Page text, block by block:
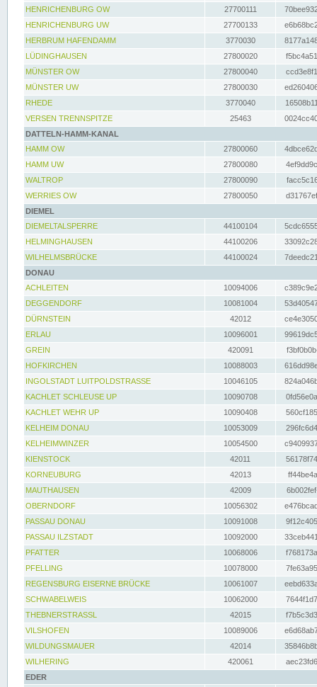
HENRICHENBURG OW
27700111
HENRICHENBURG UW
27700133
HERBRUM HAFENDAMM
3770030
LÜDINGHAUSEN
27800020
MÜNSTER OW
27800040
MÜNSTER UW
27800030
RHEDE
3770040
VERSEN TRENNSPITZE
25463
DATTELN-HAMM-KANAL
HAMM OW
27800060
HAMM UW
27800080
WALTROP
27800090
WERRIES OW
27800050
DIEMEL
DIEMELTALSPERRE
44100104
HELMINGHAUSEN
44100206
WILHELMSBRÜCKE
44100024
DONAU
ACHLEITEN
10094006
DEGGENDORF
10081004
DÜRNSTEIN
42012
ERLAU
10096001
GREIN
420091
HOFKIRCHEN
10088003
INGOLSTADT LUITPOLDSTRASSE
10046105
KACHLET SCHLEUSE UP
10090708
KACHLET WEHR UP
10090408
KELHEIM DONAU
10053009
KELHEIMWINZER
10054500
KIENSTOCK
42011
KORNEUBURG
42013
MAUTHAUSEN
42009
OBERNDORF
10056302
PASSAU DONAU
10091008
PASSAU ILZSTADT
10092000
PFATTER
10068006
PFELLING
10078000
REGENSBURG EISERNE BRÜCKE
10061007
SCHWABELWEIS
10062000
THEBNERSTRASSL
42015
VILSHOFEN
10089006
WILDUNGSMAUER
42014
WILHERING
420061
EDER